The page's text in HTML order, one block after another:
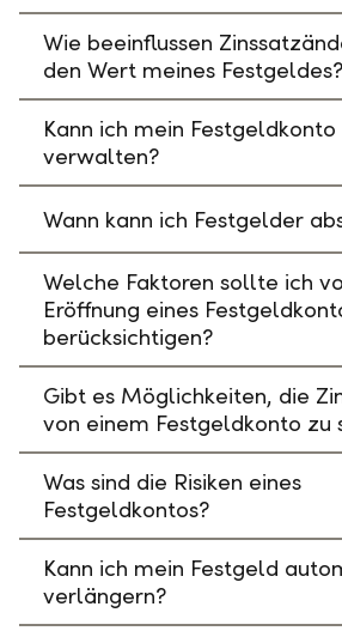
Wie beeinflussen
den Wert meines Festgeldes?
Kann ich mein
verwalten?
Wann kann ich Festgelder
Welche Faktoren sollte ich
Eröffnung eines
berücksichtigen?
Gibt es Möglichkeiten, die
von einem Festgeldkonto zu
Was sind die Risiken eines
Festgeldkontos?
Kann ich mein Festgeld
verlängern?